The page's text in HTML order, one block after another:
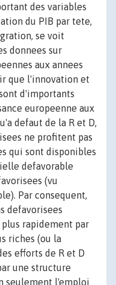
des variables
du PIB par tete,
se voit
donnees sur
aux annees
que l'innovation et
d'importants
europeenne aux
defaut de la R et D,
ne profitent pas
qui sont disponibles
defavorable
(vu
Par consequent,
defavorisees
rapidement par
riches (ou la
efforts de R et D
une structure
seulement l'emploi